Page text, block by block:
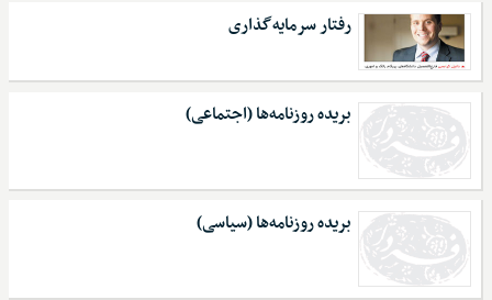
رفتار سرمایه‌گذاری
بریده روزنامه‌ها (اجتماعی)
بریده روزنامه‌ها (سیاسی)